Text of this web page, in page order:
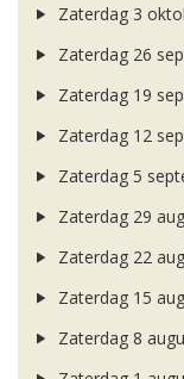
Zaterdag 3
Zaterdag 26
Zaterdag 19
Zaterdag 12
Zaterdag 5
Zaterdag 29
Zaterdag 22
Zaterdag 15
Zaterdag 8